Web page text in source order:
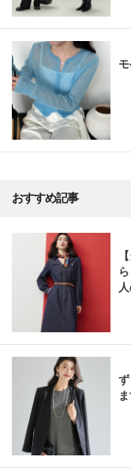
おすすめ記事